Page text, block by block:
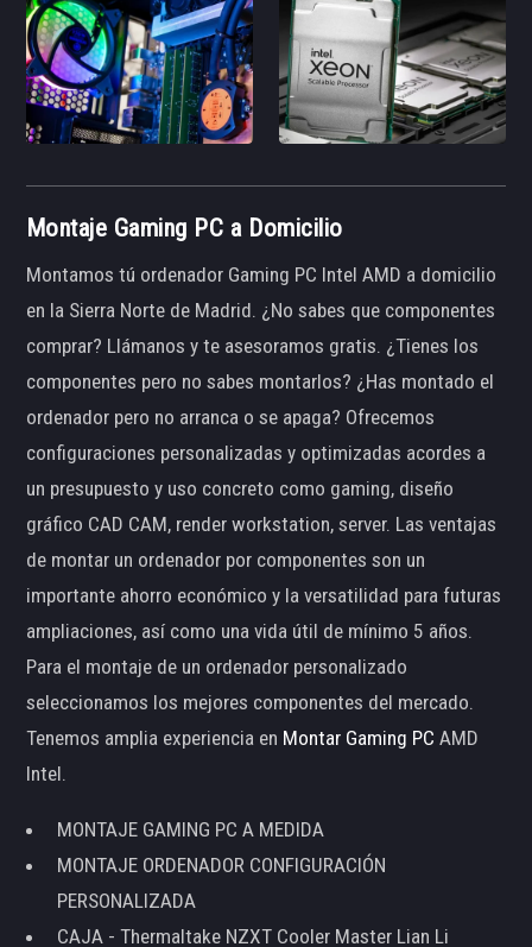
Montaje Gaming PC a Domicilio
Montamos tú ordenador Gaming PC Intel AMD a domicilio
en la Sierra Norte de Madrid. ¿No sabes que componentes
comprar? Llámanos y te asesoramos gratis. ¿Tienes los
componentes pero no sabes montarlos? ¿Has montado el
ordenador pero no arranca o se apaga? Ofrecemos
configuraciones personalizadas y optimizadas acordes a
un presupuesto y uso concreto como gaming, diseño
gráfico CAD CAM, render workstation, server. Las ventajas
de montar un ordenador por componentes son un
importante ahorro económico y la versatilidad para futuras
ampliaciones, así como una vida útil de mínimo 5 años.
Para el montaje de un ordenador personalizado
seleccionamos los mejores componentes del mercado.
Tenemos amplia experiencia en Montar Gaming PC AMD
Intel.
MONTAJE GAMING PC A MEDIDA
MONTAJE ORDENADOR CONFIGURACIÓN
PERSONALIZADA
CAJA - Thermaltake NZXT Cooler Master Lian Li